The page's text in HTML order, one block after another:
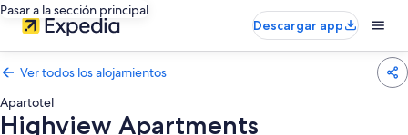
Pasar a la sección principal
Descargar app
Ver todos los alojamientos
Apartotel
Highview Apartments